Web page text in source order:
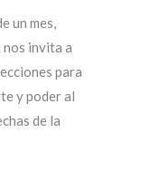
un mes,
nos invita a
para
y poder al
de la